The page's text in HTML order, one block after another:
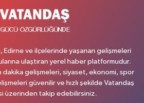
Edirne ve ilçelerinde yaşanan gelişmeleri
ulaştıran yerel haber platformudur.
dakika gelişmeleri, siyaset, ekonomi, spor
güvenilir ve hızlı şekilde Vatandaş
üzerinden takip edebilirsiniz.